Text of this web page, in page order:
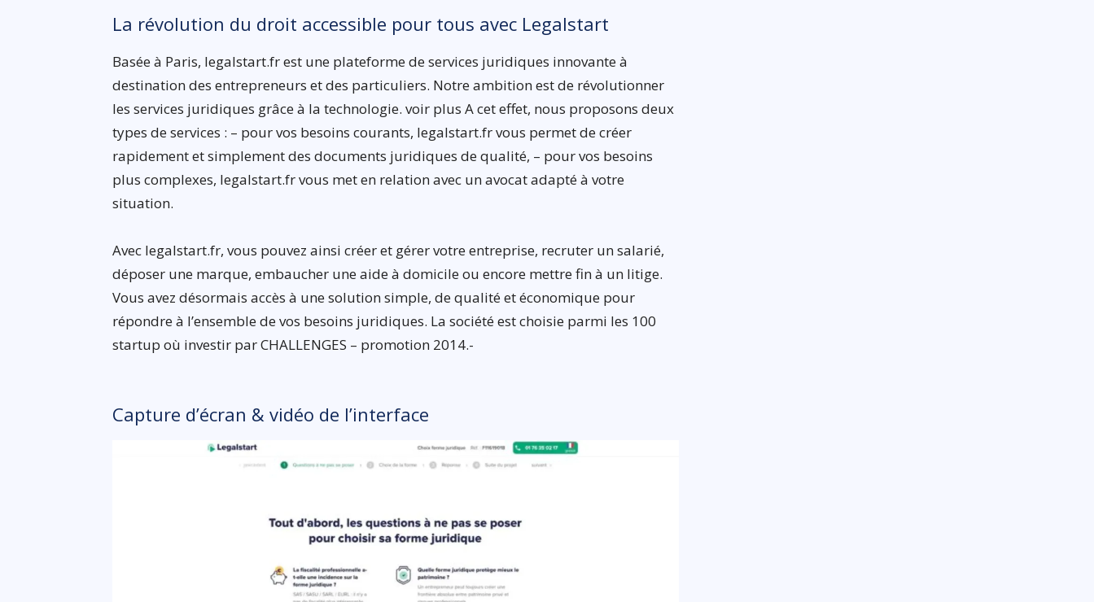
La révolution du droit accessible pour tous avec Legalstart
Basée à Paris, legalstart.fr est une plateforme de services juridiques innovante à
destination des entrepreneurs et des particuliers. Notre ambition est de révolutionner
les services juridiques grâce à la technologie. voir plus A cet effet, nous proposons deux
types de services : – pour vos besoins courants, legalstart.fr vous permet de créer
rapidement et simplement des documents juridiques de qualité, – pour vos besoins
plus complexes, legalstart.fr vous met en relation avec un avocat adapté à votre
situation.
Avec legalstart.fr, vous pouvez ainsi créer et gérer votre entreprise, recruter un salarié,
déposer une marque, embaucher une aide à domicile ou encore mettre fin à un litige.
Vous avez désormais accès à une solution simple, de qualité et économique pour
répondre à l’ensemble de vos besoins juridiques. La société est choisie parmi les 100
startup où investir par CHALLENGES – promotion 2014.-
Capture d’écran & vidéo de l’interface